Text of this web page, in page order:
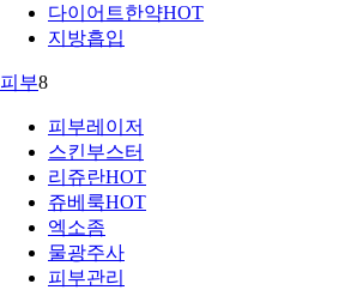
다이어트한약HOT
지방흡입
피부8
피부레이저
스킨부스터
리쥬란HOT
쥬베룩HOT
엑소좀
물광주사
피부관리